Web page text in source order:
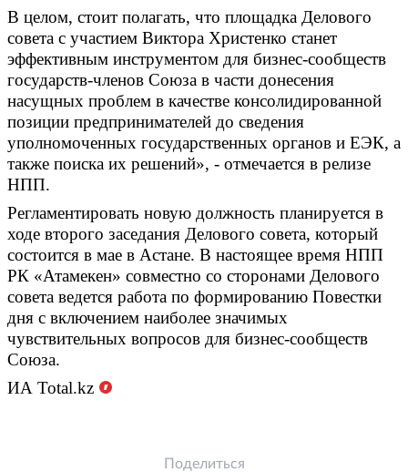
В целом, стоит полагать, что площадка Делового
совета с участием Виктора Христенко станет
эффективным инструментом для бизнес-сообществ
государств-членов Союза в части донесения
насущных проблем в качестве консолидированной
позиции предпринимателей до сведения
уполномоченных государственных органов и ЕЭК, а
также поиска их решений», - отмечается в релизе
НПП.
Регламентировать новую должность планируется в
ходе второго заседания Делового совета, который
состоится в мае в Астане. В настоящее время НПП
РК «Атамекен» совместно со сторонами Делового
совета ведется работа по формированию Повестки
дня с включением наиболее значимых
чувствительных вопросов для бизнес-сообществ
Союза.
ИА Total.kz
Поделиться